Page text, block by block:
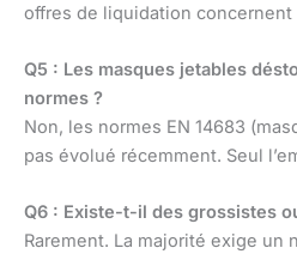
offres de liquidation
Q5 : Les masques jetables
normes ?
Non, les normes EN 14683
pas évolué récemment. Seul
Q6 : Existe-t-il des grossistes
Rarement. La majorité exige un